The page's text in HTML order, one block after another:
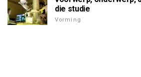
die studie
Vorming